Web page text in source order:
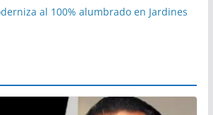
al 100% alumbrado en Jardines